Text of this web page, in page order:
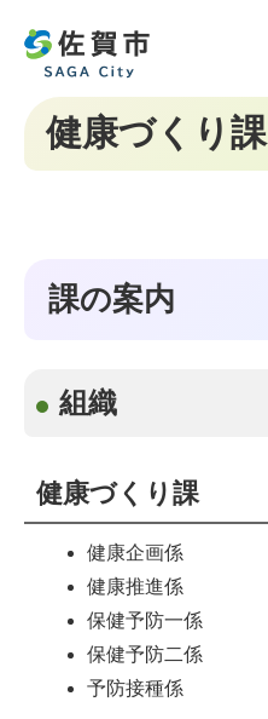
健康づくり課
課の案内
組織
健康づくり課
健康企画係
健康推進係
保健予防一係
保健予防二係
予防接種係